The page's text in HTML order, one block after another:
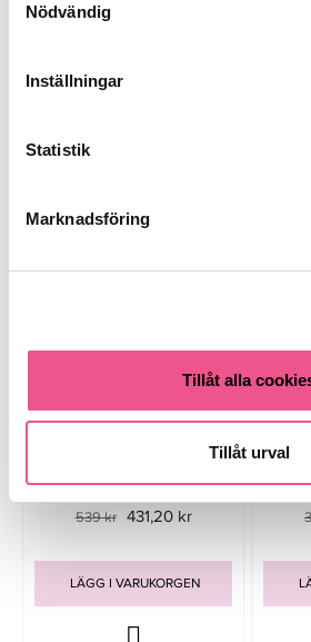
Nödvändig
Inställningar
Statistik
Marknadsföring
Tillåt alla
Tillåt urval
Hår Behandling
Wella SP Repair Mask 400ml -
539 kr 431,20 kr
LÄGG I VARUKORGEN
Wella